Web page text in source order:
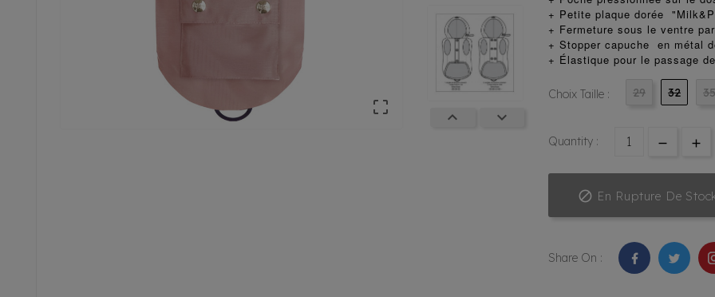

 
+ Petite plaque dorée
+ Fermeture sous le ventre
+ Stopper capuche en métal
+ Élastique pour le passage
Choix Taille : 29 32 35
Quantity :
 En Rupture De
Share On :